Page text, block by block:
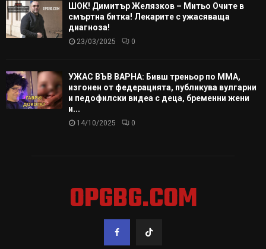
ШОК! Димитър Желязков – Митьо Очите в
смъртна битка! Лекарите с ужасяваща
диагноза!
23/03/2025 0
УЖАС ВЪВ ВАРНА: Бивш треньор по ММА,
изгонен от федерацията, публикува вулгарни
и педофилски видеа с деца, бременни жени
и...
14/10/2025 0
OPGBG.COM